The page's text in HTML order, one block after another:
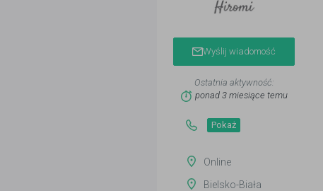
Wyślij wiadomość
Ostatnia aktywność:
ponad 3 miesiące temu
Pokaż
Online
Bielsko-Biała